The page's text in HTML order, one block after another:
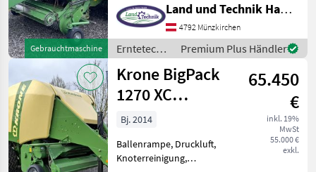
Gebrauchtmaschine
Zentralschmierung,
Ballenschleuder, Druckluft,
Knoterreinigung,
Rollenniederhalter,
Schneidwerk, Tandemachse
51.
Land und Technik HandelsgesmbH
4792 Münzkirchen
Erntetechnik
Grünland /
Krone
Premium Plus Händler
Krone BigPack
1270 XC
HighSpeed
65.450
€
inkl. 19%
MwSt
55.000 €
exkl.
Bj. 2014
Ballenrampe, Druckluft,
Knoterreinigung,